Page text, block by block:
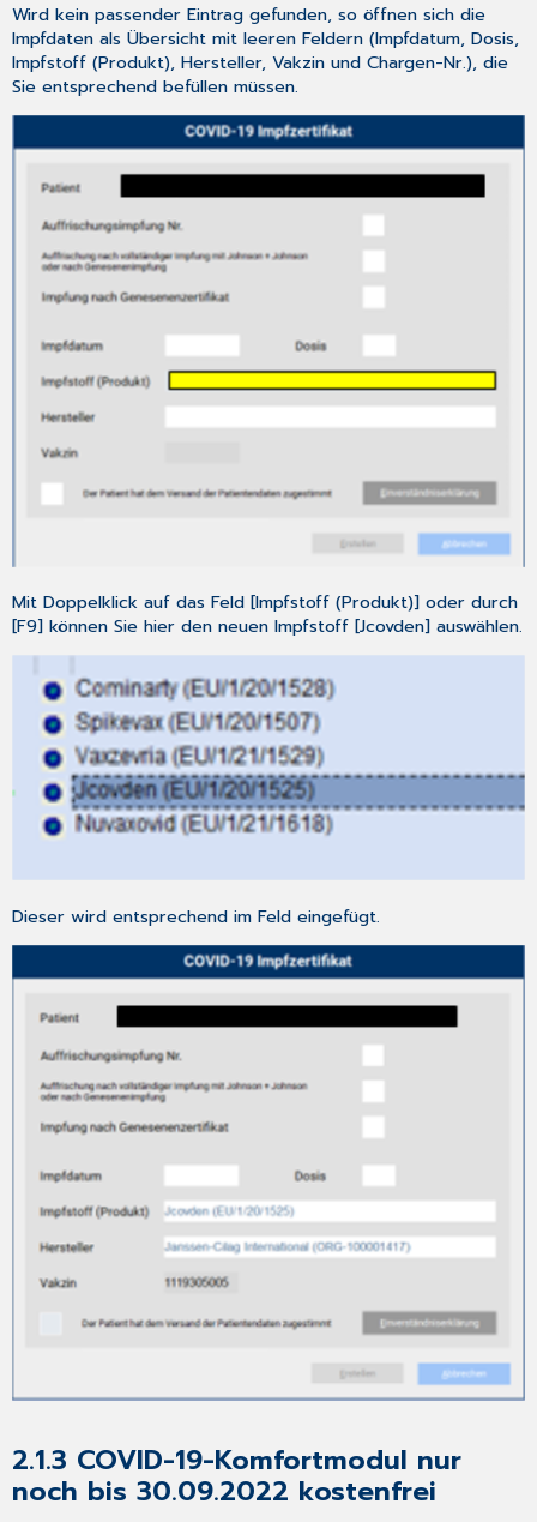
Sammelerklärung
für
KV
NO
3.5
Neuerungen
Aktivierung
[CGM
Benchmarks]
Änderungen
eArztbrief
3.6.2
ePA
–
Änderungen
3.7.1
Prüfung
und
Umschaltung
in
CGM
TURBOMED
Neuer
für
die
ePA-
Verwaltung
3.7.3
Voreinstellungen
Praxis
3.7.4
Erweiterter
(u.
a.
Vertraulichkeitsstufe)
Dokumentenarten
[Diagnose
–
Editieren
der
Wird kein passender Eintrag gefunden, so öffnen sich die
Impfdaten als Übersicht mit leeren Feldern (Impfdatum, Dosis,
Impfstoff (Produkt), Hersteller, Vakzin und Chargen-Nr.), die
Sie entsprechend befüllen müssen.
Mit Doppelklick auf das Feld [Impfstoff (Produkt)] oder durch
[F9] können Sie hier den neuen Impfstoff [Jcovden] auswählen.
Dieser wird entsprechend im Feld eingefügt.
2.1.3 COVID-19-Komfortmodul nur
noch bis 30.09.2022 kostenfrei